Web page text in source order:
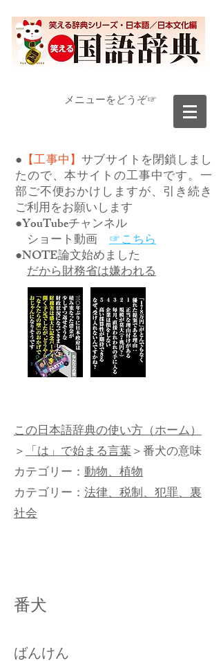
​メニューをどうぞ☞
● 【工事中】サブサイトを閉鎖しまし
たので、本サイトの工事中です。一
部ご不便おかけしますが、引き続き
ご利用をお願いします
●YouTubeチャンネル
ショート動画 ☞こちら
●NOTE論文始めました
だから財務省は嫌われる
この日本語辞典の使い方（ホーム）
＞「は」で始まる言葉＞番犬の意味
カテゴリー： 動物、植物
カテゴリー： 法律、税制、犯罪、裏
社会
番犬
ばんけん